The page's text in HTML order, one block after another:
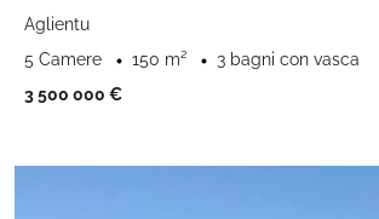
Aglientu
5 Camere
150 m²
3 bagni con vasca
3 500 000 €